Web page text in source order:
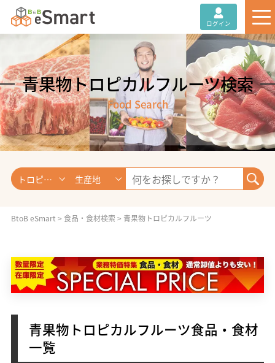
ログイン
青果物トロピカルフルーツ検索
Food Search
トロピカルフルーツ 生産地
BtoB eSmart > 食品・食材検索 > 青果物トロピカルフルーツ
青果物トロピカルフルーツ食品・食材
一覧